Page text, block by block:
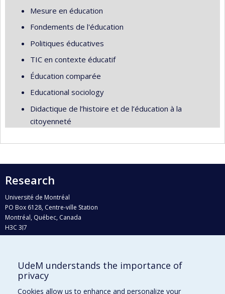
Mesure en éducation
Fondements de l'éducation
Politiques éducatives
TIC en contexte éducatif
Éducation comparée
Educational sociology
Didactique de l’histoire et de l’éducation à la
citoyenneté
Research
Université de Montréal
PO Box 6128, Centre-ville Station
Montréal, Québec, Canada
H3C 3J7
Who does what?
Find us
UdeM understands the importance of
privacy
Cookies allow us to enhance and personalize your